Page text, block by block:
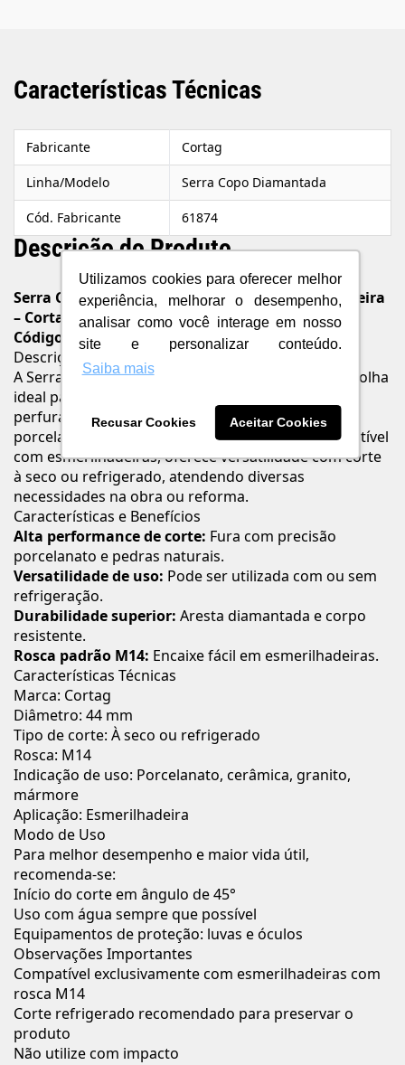
Utilizamos cookies para oferecer melhor
experiência, melhorar o desempenho,
analisar como você interage em nosso
site e personalizar conteúdo.
Saiba mais
Recusar Cookies Aceitar Cookies
Características Técnicas
Fabricante Cortag
Linha/Modelo Serra Copo Diamantada
Cód. Fabricante 61874
Descrição do Produto
Serra Copo Diamantada 44mm para Esmerilhadeira
– Cortag
Código:
61874
Descrição
A Serra Copo Diamantada 44mm da Cortag é a escolha
ideal para quem busca eficiência e precisão na
perfuração de materiais de alta dureza como
porcelanato, cerâmica, granito e mármore. Compatível
com esmerilhadeiras, oferece versatilidade com corte
à seco ou refrigerado, atendendo diversas
necessidades na obra ou reforma.
Características e Benefícios
Alta performance de corte: Fura com precisão
porcelanato e pedras naturais.
Versatilidade de uso: Pode ser utilizada com ou sem
refrigeração.
Durabilidade superior: Aresta diamantada e corpo
resistente.
Rosca padrão M14: Encaixe fácil em esmerilhadeiras.
Características Técnicas
Marca: Cortag
Diâmetro: 44 mm
Tipo de corte: À seco ou refrigerado
Rosca: M14
Indicação de uso: Porcelanato, cerâmica, granito,
mármore
Aplicação: Esmerilhadeira
Modo de Uso
Para melhor desempenho e maior vida útil,
recomenda-se:
Início do corte em ângulo de 45°
Uso com água sempre que possível
Equipamentos de proteção: luvas e óculos
Observações Importantes
Compatível exclusivamente com esmerilhadeiras com
rosca M14
Corte refrigerado recomendado para preservar o
produto
Não utilize com impacto